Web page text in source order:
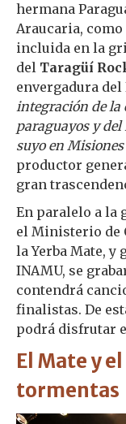
hermana
Araucaria, como
incluida en la
del Taragüí
envergadura del
integración de la
paraguayos y
suyo en
productor
gran
En paralelo a la
el Ministerio de
la Yerba Mate, y
INAMU, se
contendrá
finalistas. De
podrá disfrutar
El Mate y
tormentas